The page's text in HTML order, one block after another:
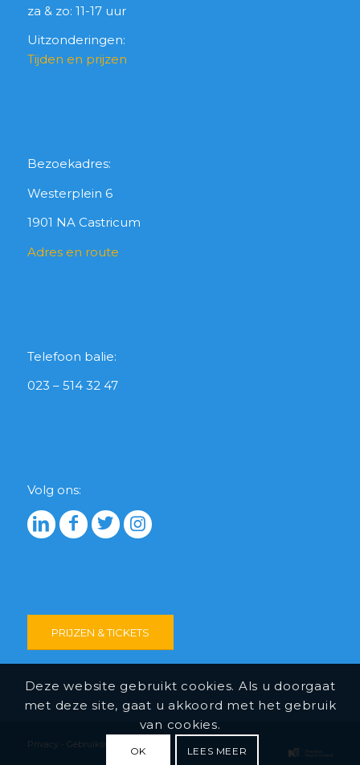
za & zo: 11-17 uur
Uitzonderingen:
Tijden en prijzen
Bezoekadres:
Westerplein 6
1901 NA Castricum
Adres en route
Telefoon balie:
023 – 514 32 47
Volg ons:
PRIJZEN & TICKETS
Privacy- Gebruiksvoorwaarden
Deze website gebruikt cookies. Als u doorgaat
met deze site, gaat u akkoord met het gebruik
van cookies.
OK LEES MEER